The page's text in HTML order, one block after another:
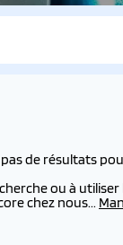
pas de résultats
ou à utiliser
chez nous...